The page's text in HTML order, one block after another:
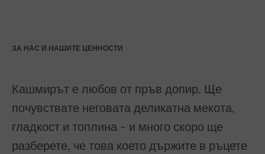
ЗА НАС И НАШИТЕ ЦЕННОСТИ
Кашмирът е любов от пръв допир. Ще
почувствате неговата деликатна мекота,
гладкост и топлина - и много скоро ще
разберете, че това което държите в ръцете